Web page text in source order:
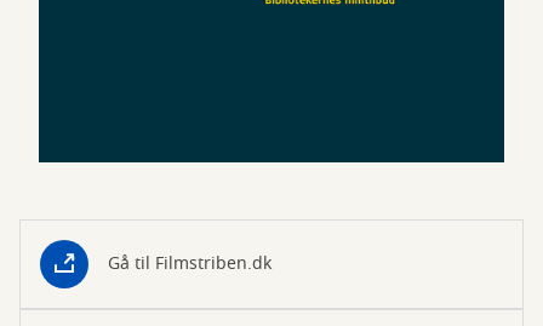
Gå til Filmstriben.dk